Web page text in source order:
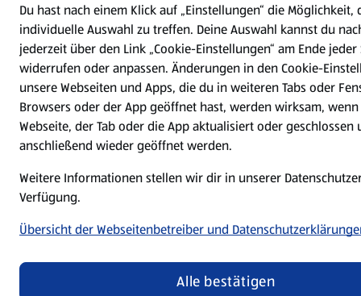
Du hast nach einem Klick auf „Einstellungen“ die Möglichkeit,
individuelle Auswahl zu treffen. Deine Auswahl kannst du
jederzeit über den Link „Cookie-Einstellungen“ am Ende jeder
widerrufen oder anpassen. Änderungen in den Cookie-
unsere Webseiten und Apps, die du in weiteren Tabs oder
Browsers oder der App geöffnet hast, werden wirksam,
Webseite, der Tab oder die App aktualisiert oder geschlossen
anschließend wieder geöffnet werden.
Weitere Informationen stellen wir dir in unserer
Verfügung.
Übersicht der Webseitenbetreiber und
Alle bestätigen